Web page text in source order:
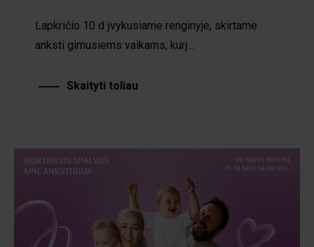
Lapkričio 10 d įvykusiame renginyje, skirtame
anksti gimusiems vaikams, kurį...
Skaityti toliau